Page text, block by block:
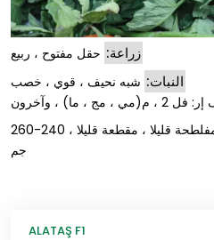
زراعة: حقل مفتوح ، ربيع
النبات: شبه نحيف ، قوي ، خصب
نوع الفاكهة حبة كبيرة ، مفلطحة قليلا ، مقطعة قليلا ، 240-260
جم
ALATAŞ F1